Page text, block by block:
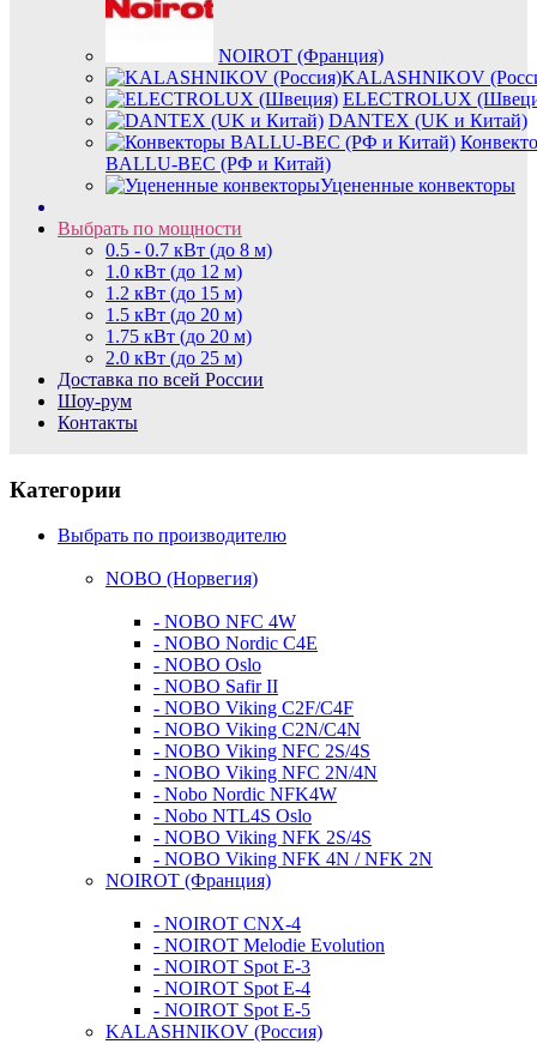
NOIROT (Франция)
KALASHNIKOV
ELECTROLUX
DANTEX (UK и Китай)
BALLU-BEC (РФ и Китай)
Уцененные конвекторы
Выбрать по мощности
0.5 - 0.7 кВт (до 8 м)
1.0 кВт (до 12 м)
1.2 кВт (до 15 м)
1.5 кВт (до 20 м)
1.75 кВт (до 20 м)
2.0 кВт (до 25 м)
Доставка по всей России
Шоу-рум
Контакты
Категории
Выбрать по производителю
NOBO (Норвегия)
- NOBO NFC 4W
- NOBO Nordic C4E
- NOBO Oslo
- NOBO Safir II
- NOBO Viking C2F/C4F
- NOBO Viking C2N/C4N
- NOBO Viking NFC 2S/4S
- NOBO Viking NFС 2N/4N
- Nobo Nordic NFK4W
- Nobo NTL4S Oslo
- NOBO Viking NFK 2S/4S
- NOBO Viking NFK 4N / NFK 2N
NOIROT (Франция)
- NOIROT CNX-4
- NOIROT Melodie Evolution
- NOIROT Spot E-3
- NOIROT Spot E-4
- NOIROT Spot E-5
KALASHNIKOV (Россия)